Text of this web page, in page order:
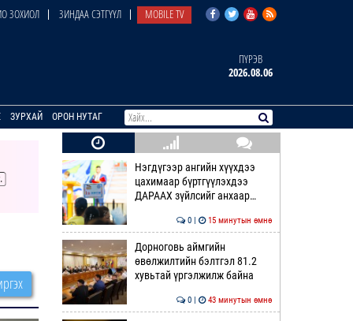
ЗОХИОЛ ЗИНДАА СЭТГҮҮЛ MOBILE TV
ПҮРЭВ
2026.08.06
ЗУРХАЙ ОРОН НУТАГ
Нэгдүгээр ангийн хүүхдээ
цахимаар бүртгүүлэхдээ
ДАРААХ зүйлсийг анхаар…
0 | 15 минутын өмнө
Дорноговь аймгийн
өвөлжилтийн бэлтгэл 81.2
хувьтай үргэлжилж байна
0 | 43 минутын өмнө